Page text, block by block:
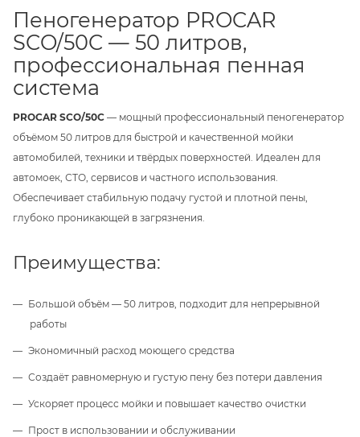
Пеногенератор PROCAR
SCO/50C — 50 литров,
профессиональная пенная
система
PROCAR SCO/50C — мощный профессиональный пеногенератор
объёмом 50 литров для быстрой и качественной мойки
автомобилей, техники и твёрдых поверхностей. Идеален для
автомоек, СТО, сервисов и частного использования.
Обеспечивает стабильную подачу густой и плотной пены,
глубоко проникающей в загрязнения.
Преимущества:
Большой объём — 50 литров, подходит для непрерывной
работы
Экономичный расход моющего средства
Создаёт равномерную и густую пену без потери давления
Ускоряет процесс мойки и повышает качество очистки
Прост в использовании и обслуживании